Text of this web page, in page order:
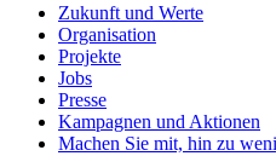
Zukunft und Werte
Organisation
Projekte
Jobs
Presse
Kampagnen und Aktionen
Machen Sie mit, hin zu